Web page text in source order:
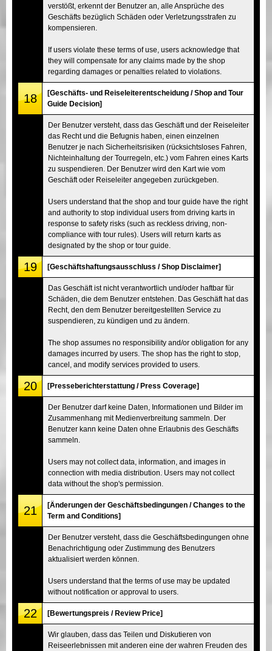
verstößt, erkennt der Benutzer an, alle Ansprüche des
Geschäfts bezüglich Schäden oder Verletzungsstrafen zu
kompensieren.
If users violate these terms of use, users acknowledge that
they will compensate for any claims made by the shop
regarding damages or penalties related to violations.
18
[Geschäfts- und Reiseleiterentscheidung / Shop and Tour
Guide Decision]
Der Benutzer versteht, dass das Geschäft und der Reiseleiter
das Recht und die Befugnis haben, einen einzelnen
Benutzer je nach Sicherheitsrisiken (rücksichtsloses Fahren,
Nichteinhaltung der Tourregeln, etc.) vom Fahren eines Karts
zu suspendieren. Der Benutzer wird den Kart wie vom
Geschäft oder Reiseleiter angegeben zurückgeben.
Users understand that the shop and tour guide have the right
and authority to stop individual users from driving karts in
response to safety risks (such as reckless driving, non-
compliance with tour rules). Users will return karts as
designated by the shop or tour guide.
19 [Geschäftshaftungsausschluss / Shop Disclaimer]
Das Geschäft ist nicht verantwortlich und/oder haftbar für
Schäden, die dem Benutzer entstehen. Das Geschäft hat das
Recht, den dem Benutzer bereitgestellten Service zu
suspendieren, zu kündigen und zu ändern.
The shop assumes no responsibility and/or obligation for any
damages incurred by users. The shop has the right to stop,
cancel, and modify services provided to users.
20 [Presseberichterstattung / Press Coverage]
Der Benutzer darf keine Daten, Informationen und Bilder im
Zusammenhang mit Medienverbreitung sammeln. Der
Benutzer kann keine Daten ohne Erlaubnis des Geschäfts
sammeln.
Users may not collect data, information, and images in
connection with media distribution. Users may not collect
data without the shop's permission.
21
[Änderungen der Geschäftsbedingungen / Changes to the
Term and Conditions]
Der Benutzer versteht, dass die Geschäftsbedingungen ohne
Benachrichtigung oder Zustimmung des Benutzers
aktualisiert werden können.
Users understand that the terms of use may be updated
without notification or approval to users.
22 [Bewertungspreis / Review Price]
Wir glauben, dass das Teilen und Diskutieren von
Reiseerlebnissen mit anderen eine der wahren Freuden des